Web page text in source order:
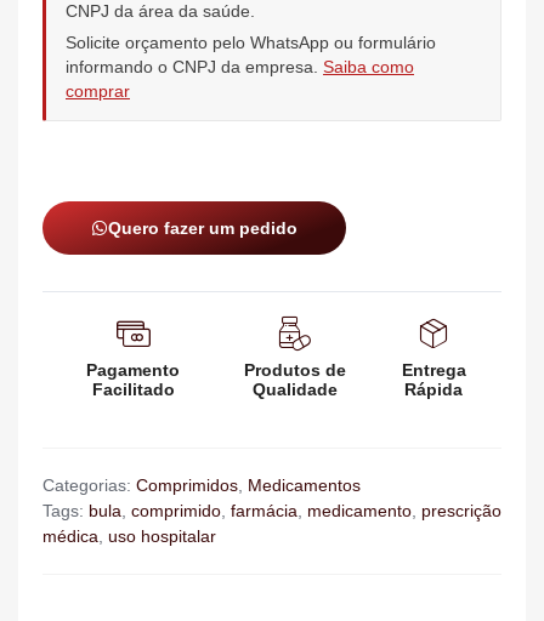
CNPJ da área da saúde.
Solicite orçamento pelo WhatsApp ou formulário
informando o CNPJ da empresa. Saiba como
comprar
Quero fazer um pedido
Pagamento
Facilitado
Produtos de
Qualidade
Entrega
Rápida
Categorias: Comprimidos, Medicamentos
Tags: bula, comprimido, farmácia, medicamento, prescrição
médica, uso hospitalar